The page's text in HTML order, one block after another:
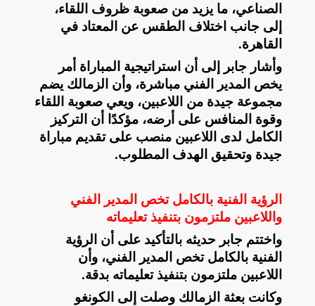
الصناعي، ما يزيد من صعوبة ظروف اللقاء،
إلى جانب اختلاف الطقس عن المعتاد في
القاهرة.
وأشار جابر إلى أن استراتيجية المباراة أمر
يخص المدير الفني مباشرة، وأن الزمالك يضم
مجموعة جيدة من اللاعبين، ويعي صعوبة اللقاء
وقوة المنافس على أرضه، مؤكدًا أن التركيز
الكامل لدى اللاعبين منصب على تقديم مباراة
جيدة وتحقيق الهدف المطلوب.
الرؤية الفنية بالكامل تخص المدير الفني
واللاعبين ملتزمون بتنفيذ تعليماته
واختتم جابر حديثه بالتأكيد على أن الرؤية
الفنية بالكامل تخص المدير الفني، وأن
اللاعبين ملتزمون بتنفيذ تعليماته بدقة.
وكانت بعثة الزمالك وصلت إلى الكونغو